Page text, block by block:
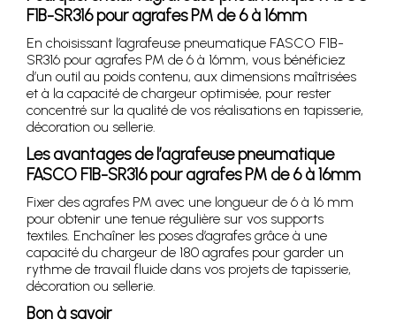
F1B-SR316 pour agrafes PM de 6 à 16mm
En choisissant l’agrafeuse pneumatique FASCO F1B-
SR316 pour agrafes PM de 6 à 16mm, vous bénéficiez
d’un outil au poids contenu, aux dimensions maîtrisées
et à la capacité de chargeur optimisée, pour rester
concentré sur la qualité de vos réalisations en tapisserie,
décoration ou sellerie.
Les avantages de l’agrafeuse pneumatique
FASCO F1B-SR316 pour agrafes PM de 6 à 16mm
Fixer des agrafes PM avec une longueur de 6 à 16 mm
pour obtenir une tenue régulière sur vos supports
textiles. Enchaîner les poses d’agrafes grâce à une
capacité du chargeur de 180 agrafes pour garder un
rythme de travail fluide dans vos projets de tapisserie,
décoration ou sellerie.
Bon à savoir